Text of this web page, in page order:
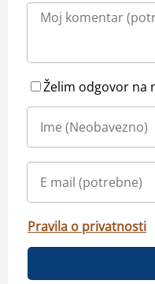
Želim odgovor na
Pravila o privatnosti